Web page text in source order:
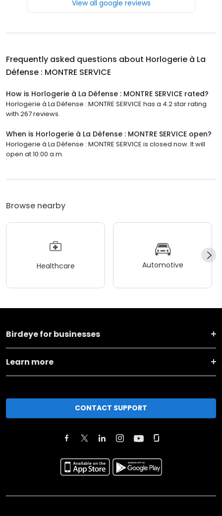
View all google reviews
Frequently asked questions about Horlogerie à La
Défense : MONTRE SERVICE
How is Horlogerie à La Défense : MONTRE SERVICE rated?
Horlogerie à La Défense : MONTRE SERVICE has a 4.2 star rating
with 267 reviews.
When is Horlogerie à La Défense : MONTRE SERVICE open?
Horlogerie à La Défense : MONTRE SERVICE is closed now. It will
open at 10:00 a.m.
Browse nearby
Healthcare Automotive
Birdeye for businesses
Learn more
CONTACT SUPPORT